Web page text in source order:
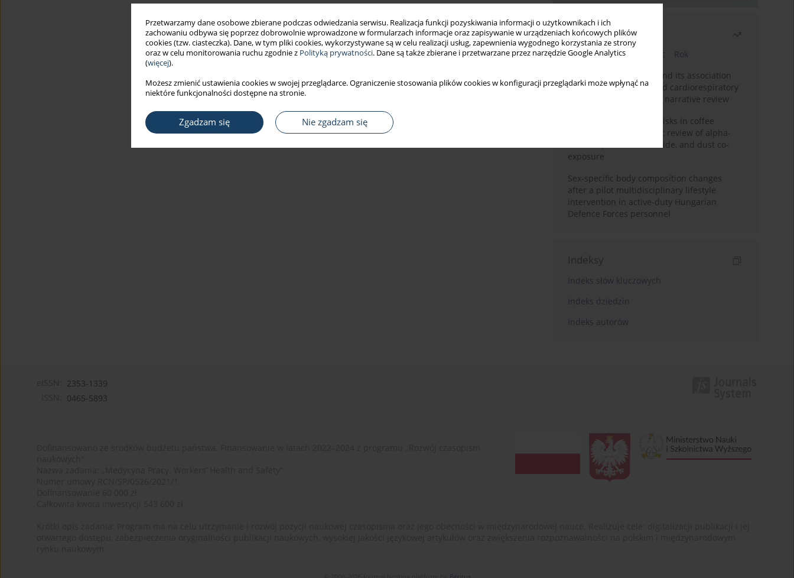
Przetwarzamy dane osobowe zbierane podczas odwiedzania serwisu. Realizacja funkcji pozyskiwania informacji o użytkownikach i ich
zachowaniu odbywa się poprzez dobrowolnie wprowadzone w formularzach informacje oraz zapisywanie w urządzeniach końcowych plików
cookies (tzw. ciasteczka). Dane, w tym pliki cookies, wykorzystywane są w celu realizacji usług, zapewnienia wygodnego korzystania ze strony
oraz w celu monitorowania ruchu zgodnie z Polityką prywatności. Dane są także zbierane i przetwarzane przez narzędzie Google Analytics
(więcej).
Możesz zmienić ustawienia cookies w swojej przeglądarce. Ograniczenie stosowania plików cookies w konfiguracji przeglądarki może wpłynąć na
niektóre funkcjonalności dostępne na stronie.
Zgadzam się Nie zgadzam się
Najczęściej czytane
Bieżący numer Miesiąc
Rok
Occupational burnout and its association
with physical activity and cardiorespiratory
fitness among nurses: a narrative review
Synergistic respiratory risks in coffee
processing: a systematic review of alpha-
diketone, carbon monoxide, and dust co-
exposure
Sex-specific body composition changes
after a pilot multidisciplinary lifestyle
intervention in active-duty Hungarian
Defence Forces personnel
Indeksy
Indeks słów kluczowych
Indeks dziedzin
Indeks autorów
2353-1339
0465-5893